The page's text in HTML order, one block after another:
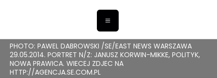
PHOTO: PAWEL DABROWSKI /SE/EAST NEWS WARSZAWA
29.05.2014. PORTRET N/Z: JANUSZ KORWIN-MIKKE, POLITYK,
NOWA PRAWICA. WIECEJ ZDJEC NA
HTTP://AGENCJA.SE.COM.PL